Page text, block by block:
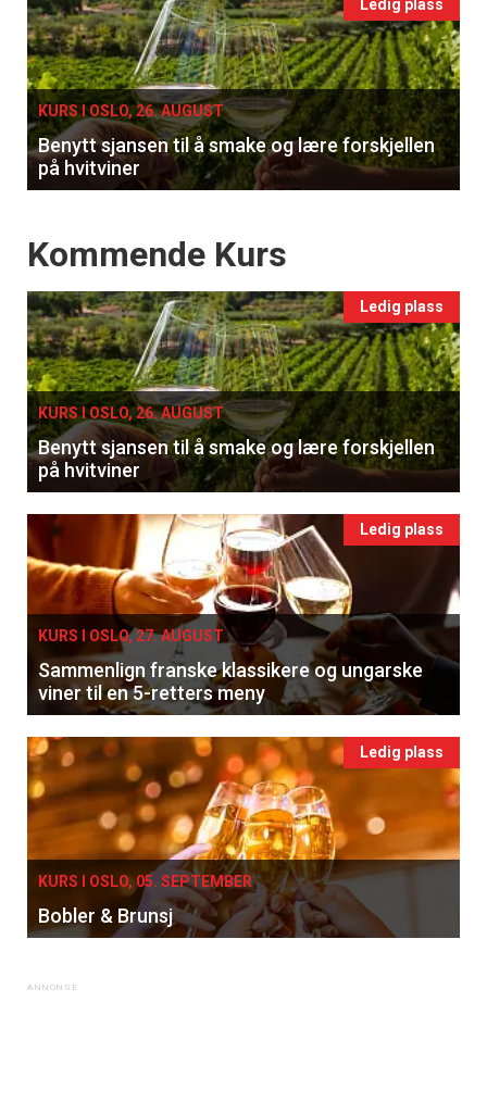
Events
single
Ledig plass
KURS I OSLO, 26. AUGUST
Benytt sjansen til å smake og lære forskjellen
på hvitviner
Events
Kommende Kurs
Ledig plass
KURS I OSLO, 26. AUGUST
Benytt sjansen til å smake og lære forskjellen
på hvitviner
Ledig plass
KURS I OSLO, 27. AUGUST
Sammenlign franske klassikere og ungarske
viner til en 5-retters meny
Ledig plass
KURS I OSLO, 05. SEPTEMBER
Bobler & Brunsj